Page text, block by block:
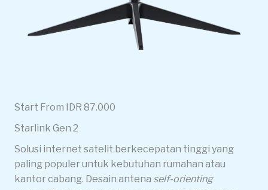
Start From IDR 87.000
Starlink Gen 2
Solusi internet satelit berkecepatan tinggi yang
paling populer untuk kebutuhan rumahan atau
kantor cabang. Desain antena self-orienting